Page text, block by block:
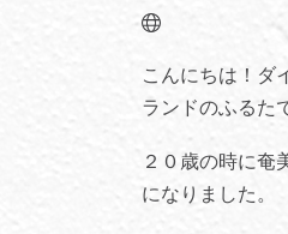
Website
こんにちは！ダ
ランドのふるた
２０歳の時に奄
になりました。